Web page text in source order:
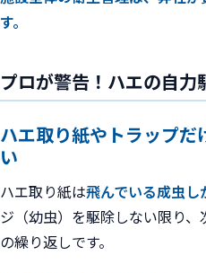
す。
プロが警告！ハエの自力
ハエ取り紙やトラップ
い
ハエ取り紙は飛んでいる成虫
ジ（幼虫）を駆除しない限り
の繰り返しです。